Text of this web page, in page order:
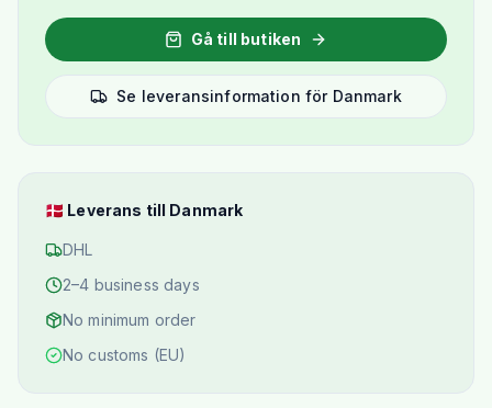
Gå till butiken
Se leveransinformation för Danmark
🇩🇰 Leverans till Danmark
DHL
2–4 business days
No minimum order
No customs (EU)